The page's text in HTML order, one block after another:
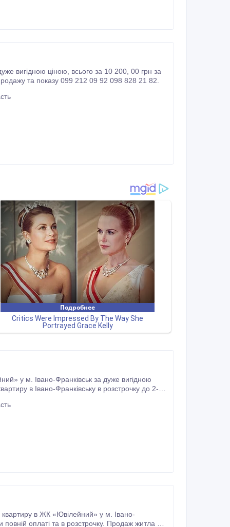
за 10 200, 00 грн за
та показу 099 212 09 92 098 828 21 82.
у м. Івано-Франківськ за дуже вигідною
в Івано-Франківську в розстрочку до 2-х
квартиру в ЖК «Ювілейний» у м. Івано-
оплаті та в розстрочку. Продаж житла в